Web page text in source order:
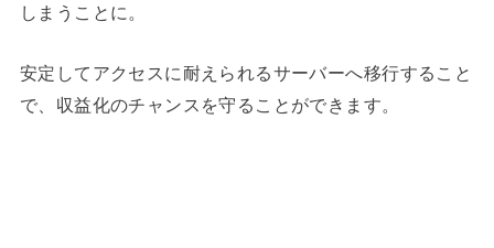
しまうことに。
安定してアクセスに耐えられるサーバーへ移行すること
で、収益化のチャンスを守ることができます。